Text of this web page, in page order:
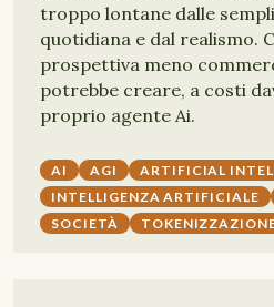
troppo lontane dalle
quotidiana e dal realismo.
prospettiva meno
potrebbe creare, a costi
proprio agente Ai.
AI AGI
ARTIFICIAL
INTELLIGENZA ARTIFICIALE
SOCIETÀ